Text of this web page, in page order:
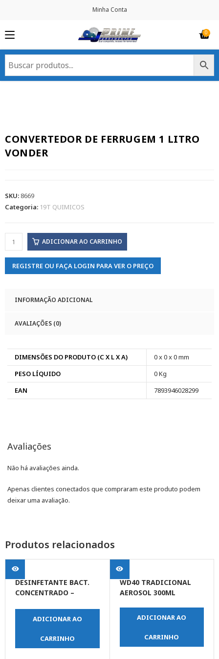
Minha Conta
CONVERTEDOR DE FERRUGEM 1 LITRO
VONDER
SKU: 8669
Categoria: 19T QUIMICOS
ADICIONAR AO CARRINHO
REGISTRE OU FAÇA LOGIN PARA VER O PREÇO
INFORMAÇÃO ADICIONAL
AVALIAÇÕES (0)
DIMENSÕES DO PRODUTO (C X L X A)
0 x 0 x 0 mm
PESO LÍQUIDO
0 Kg
EAN
7893946028299
Avaliações
Não há avaliações ainda.
Apenas clientes conectados que compraram este produto podem
deixar uma avaliação.
Produtos relacionados
DESINFETANTE BACT.
CONCENTRADO –
ADICIONAR AO
CARRINHO
WD40 TRADICIONAL
AEROSOL 300ML
ADICIONAR AO
CARRINHO